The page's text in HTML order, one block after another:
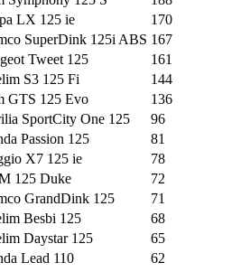
LX 125 ie 170
SuperDink 125i ABS 167
Tweet 125 161
S3 125 Fi 144
GTS 125 Evo 136
SportCity One 125 96
Passion 125 81
X7 125 ie 78
125 Duke 72
GrandDink 125 71
Besbi 125 68
Daystar 125 65
Lead 110 62